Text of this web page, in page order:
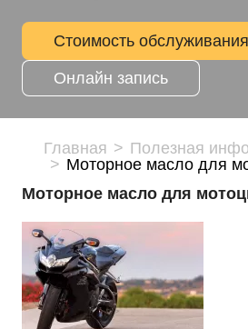
Стоимость обслуживания
Онлайн запись
Главная
Полезная
Моторное масло для
Моторное масло для